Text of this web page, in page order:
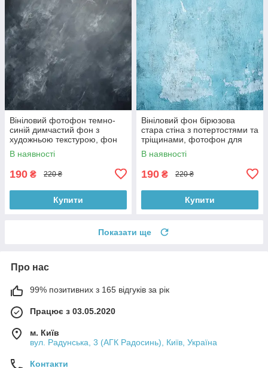
Вініловий фотофон темно-
синій димчастий фон з
художньою текстурою, фон
для фото 60x60 см,
№551759
В наявності
190 ₴ 220 ₴
Купити
Вініловий фон бірюзова
стара стіна з потертостями та
тріщинами, фотофон для
зйомки 60x60 см, №551779
В наявності
190 ₴ 220 ₴
Купити
Показати ще
Про нас
99% позитивних з 165 відгуків за рік
Працює з 03.05.2020
м. Київ
вул. Радунська, 3 (АГК Радосинь), Київ, Україна
Контакти